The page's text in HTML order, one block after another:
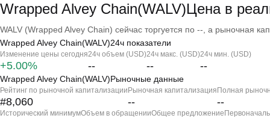
Wrapped Alvey Chain(WALV)Цена в
WALV (Wrapped Alvey Chain) сейчас торгуется по --, а рыночная
Wrapped Alvey Chain(WALV)24ч показатели
Изменение цены сегодня
+5.00%
24ч объем (USD)
--
24ч макс. (USD)
--
24ч мин. (USD)
--
Wrapped Alvey Chain(WALV)Рыночные данные
Рейтинг по рыночной капитализации
#8,060
Рыночная капитализация
--
Полная
--
Исторический минимумОбъем в обращенииОбщее предложение